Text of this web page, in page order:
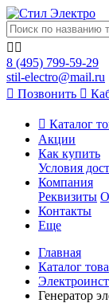
8 (495) 799-59-29
stil-electro@mail.ru
Позвонить
Каталог
Акции
Как купить
Условия
Компания
Реквизиты
Контакты
Еще
Главная
Каталог
Генератор